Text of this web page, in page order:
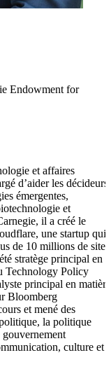
Endowment for
et affaires
d’aider les décideurs
émergentes,
et
il a créé le
une startup qui
de 10 millions de sites
stratège principal en
Technology Policy
principal en matière
Bloomberg
et mené des
la politique
culture et